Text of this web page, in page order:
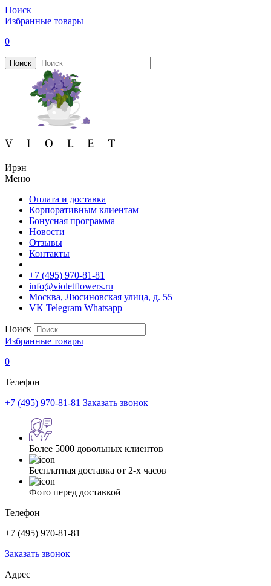
Поиск
Избранные товары
0
Поиск
Ирэн
Меню
Оплата и доставка
Корпоративным клиентам
Бонусная программа
Новости
Отзывы
Контакты
+7 (495) 970-81-81
info@violetflowers.ru
Москва, Люсиновская улица, д. 55
VK Telegram Whatsapp
Поиск
Избранные товары
0
Телефон
+7 (495) 970-81-81 Заказать звонок
Более 5000 довольных клиентов
Бесплатная доставка от 2-х часов
Фото перед доставкой
Телефон
+7 (495) 970-81-81
Заказать звонок
Адрес